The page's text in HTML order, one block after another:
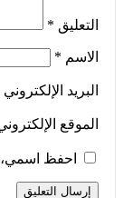
التعليق *
الاسم *
البريد الإلكتروني
الموقع
احفظ اسمي،